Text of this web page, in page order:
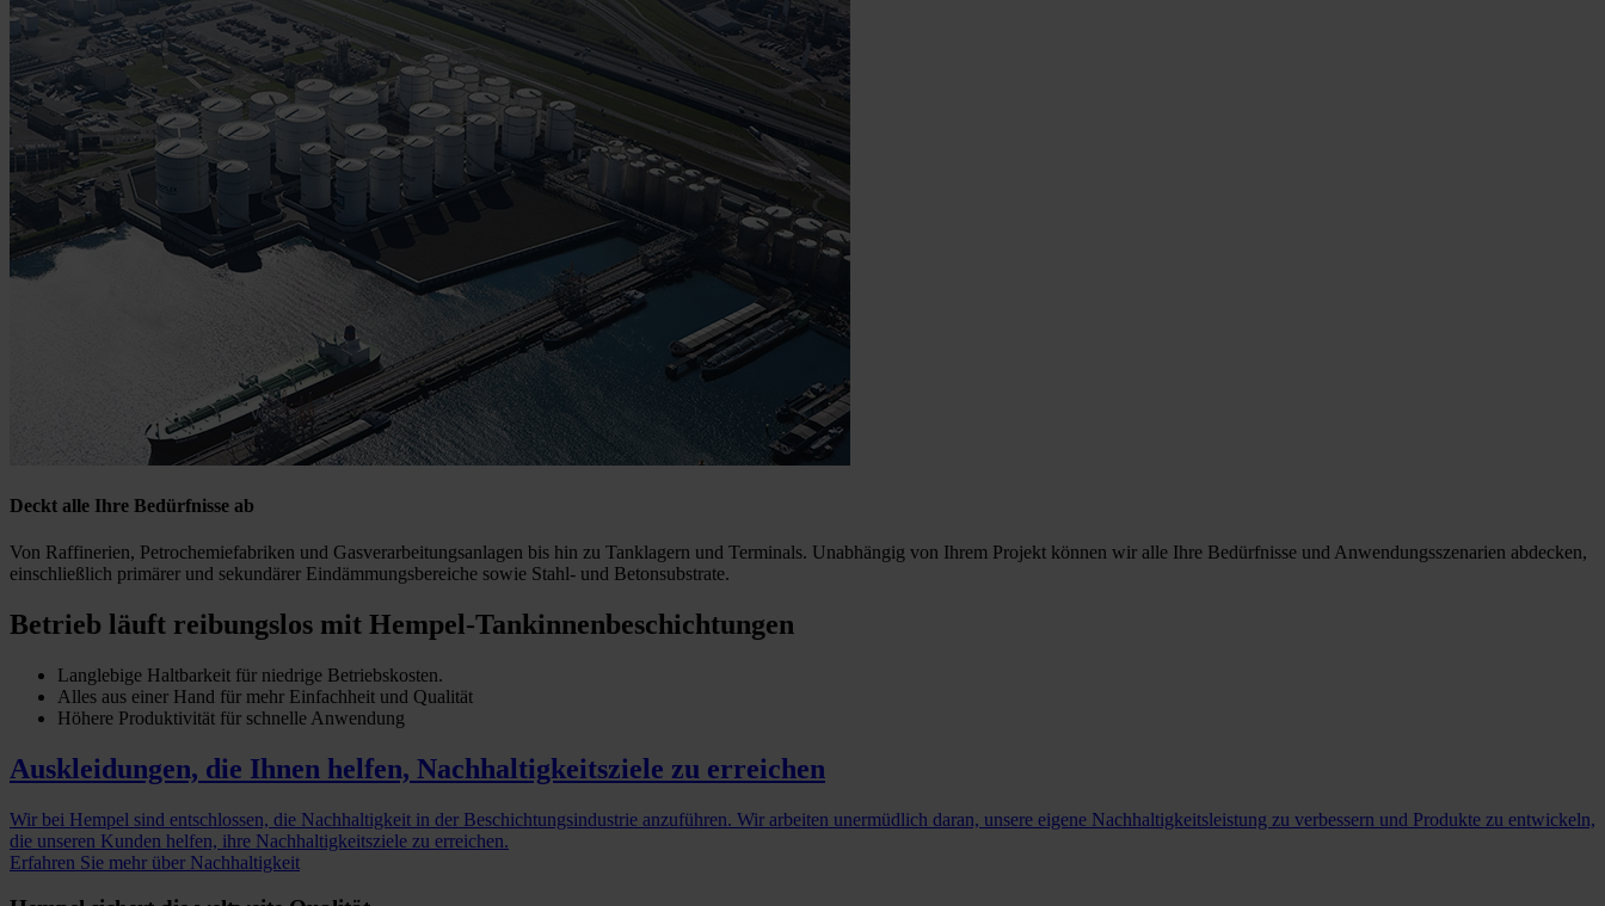
Deckt alle Ihre Bedürfnisse ab
Von Raffinerien, Petrochemiefabriken und Gasverarbeitungsanlagen bis hin zu Tanklagern und Terminals. Unabhängig von Ihrem Projekt können wir alle Ihre Bedürfnisse und Anwendungsszenarien abdecken,
einschließlich primärer und sekundärer Eindämmungsbereiche sowie Stahl- und Betonsubstrate.
Betrieb läuft reibungslos mit Hempel-Tankinnenbeschichtungen
Langlebige Haltbarkeit für niedrige Betriebskosten.
Alles aus einer Hand für mehr Einfachheit und Qualität
Höhere Produktivität für schnelle Anwendung
Auskleidungen, die Ihnen helfen, Nachhaltigkeitsziele zu erreichen
Wir bei Hempel sind entschlossen, die Nachhaltigkeit in der Beschichtungsindustrie anzuführen. Wir arbeiten unermüdlich daran, unsere eigene Nachhaltigkeitsleistung zu verbessern und Produkte zu entwickeln,
die unseren Kunden helfen, ihre Nachhaltigkeitsziele zu erreichen.
Erfahren Sie mehr über Nachhaltigkeit